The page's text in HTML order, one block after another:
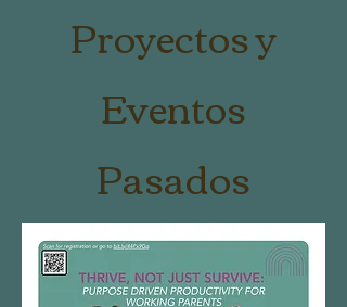
Proyectos y
Eventos
Pasados